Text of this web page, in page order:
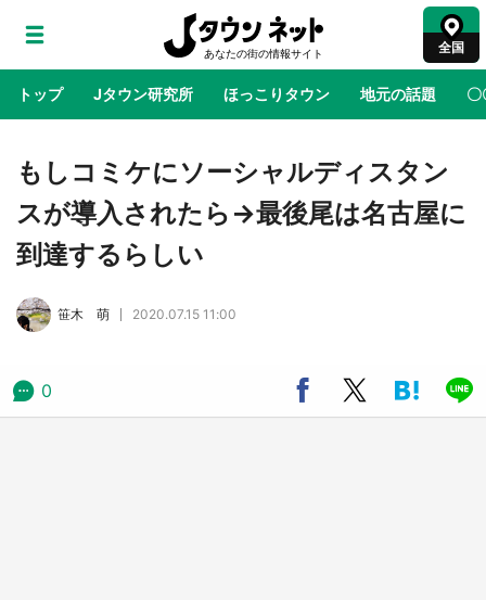
全国
トップ Jタウン研究所 ほっこりタウン 地元の話題 〇
地域×二次元 絶景 あの時はありがとう 物語がはじ
アニメ『はたらく細胞』と神奈川県の3度目コ
ラボ 作品の世界観通じて「小児がん」学べる
もしコミケにソーシャルディスタン
スが導入されたら→最後尾は名古屋に
到達するらしい
笹木 萌 2020.07.15 11:00
0